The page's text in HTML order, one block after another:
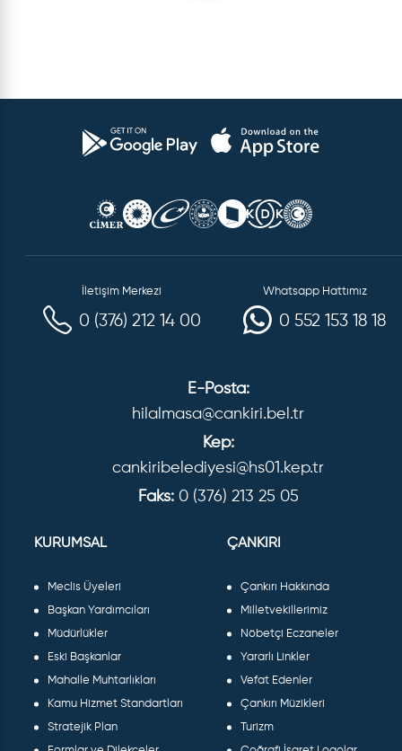
İletişim Merkezi
0 (376) 212 14 00
Whatsapp Hattımız
0 552 153 18 18
E-Posta:
hilalmasa@cankiri.bel.tr
Kep:
cankiribelediyesi@hs01.kep.tr
Faks: 0 (376) 213 25 05
KURUMSAL
Meclis Üyeleri
Başkan Yardımcıları
Müdürlükler
Eski Başkanlar
Mahalle Muhtarlıkları
Kamu Hizmet Standartları
Stratejik Plan
ÇANKIRI
Çankırı Hakkında
Milletvekillerimiz
Nöbetçi Eczaneler
Yararlı Linkler
Vefat Edenler
Çankırı Müzikleri
Turizm